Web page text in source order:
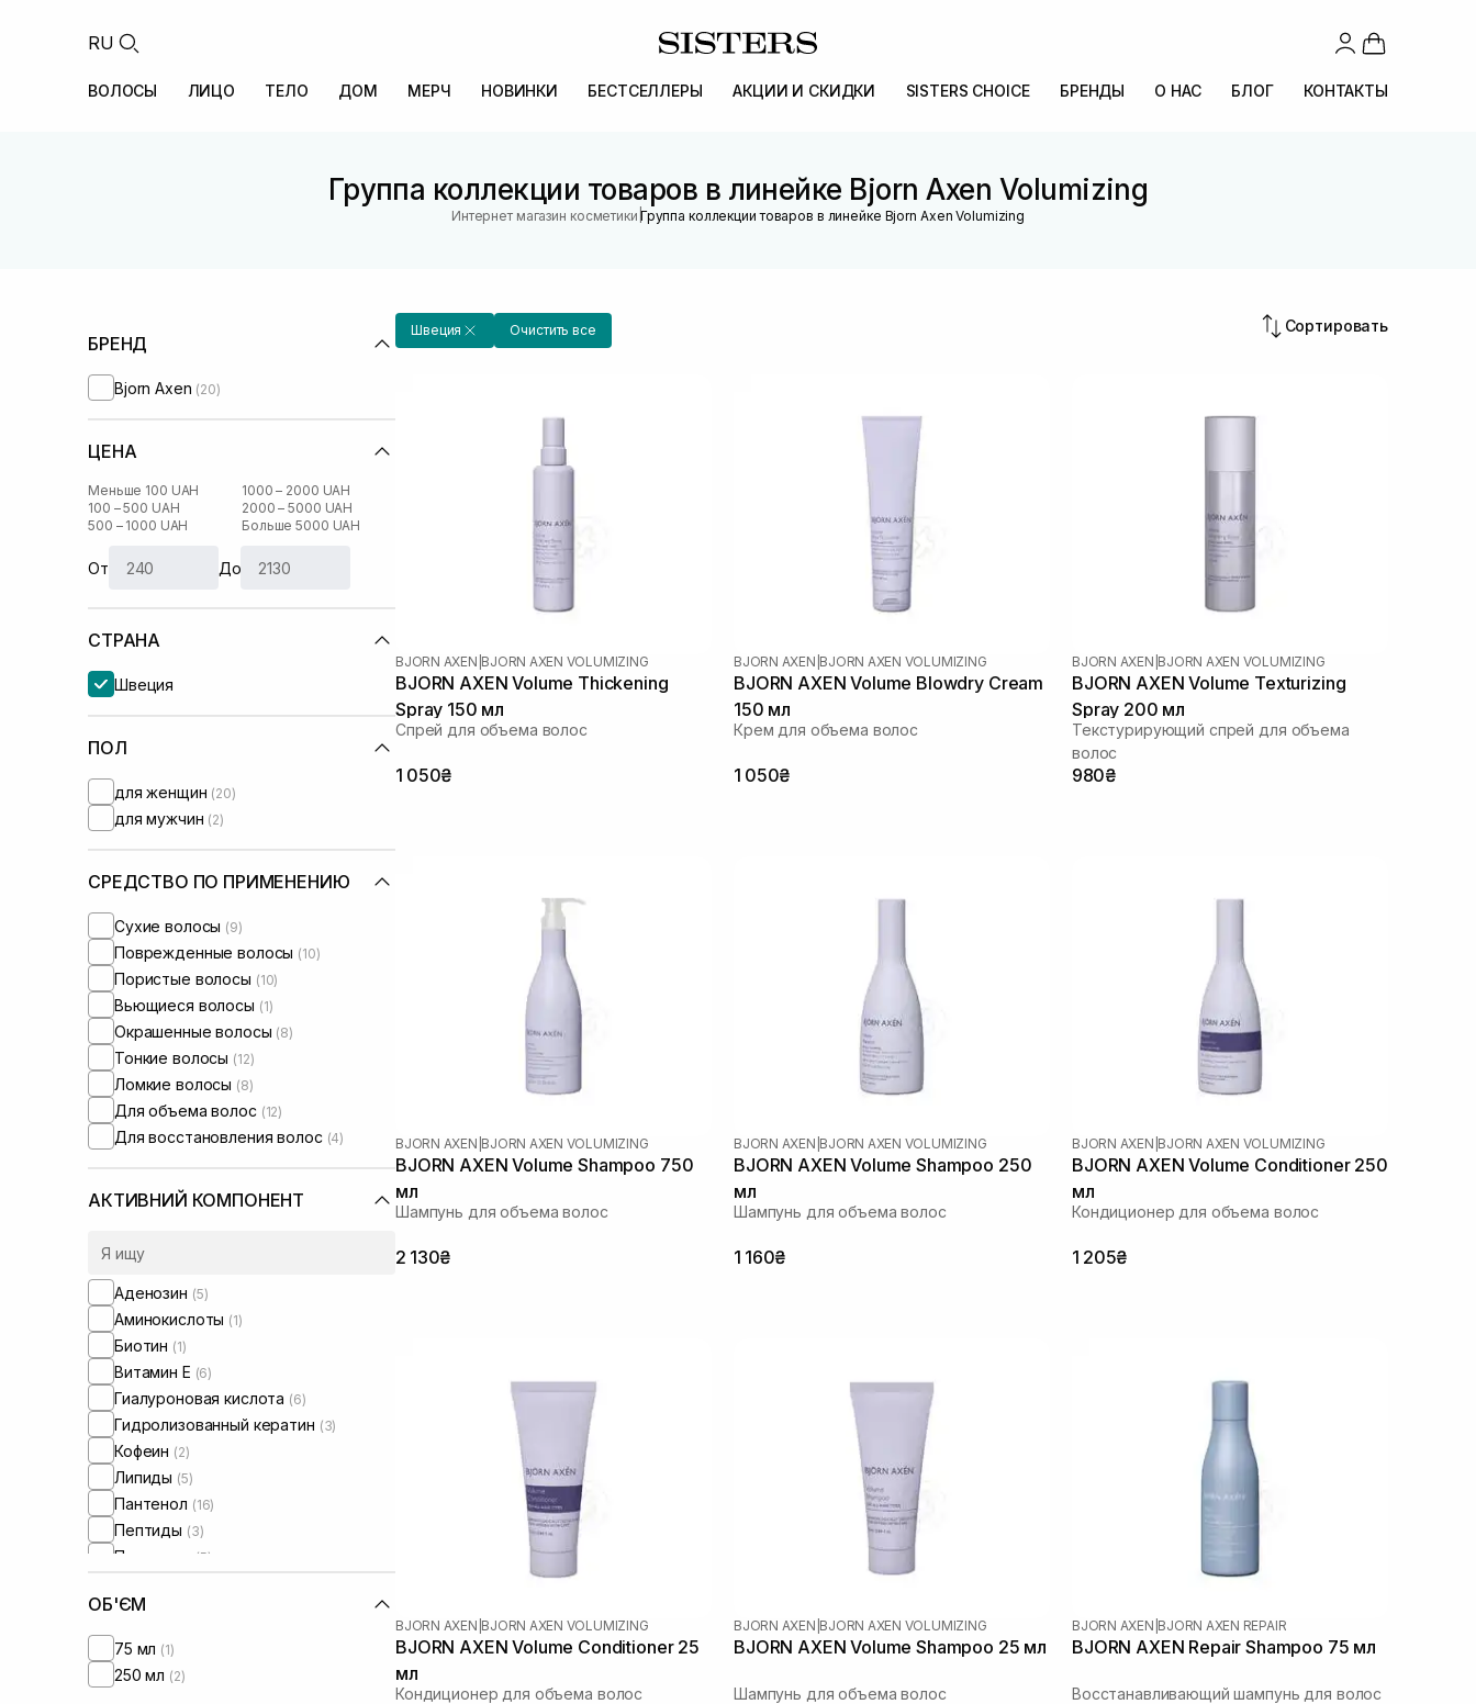
RU
ВОЛОСЫ ЛИЦО ТЕЛО ДОМ МЕРЧ НОВИНКИ БЕСТСЕЛЛЕРЫ АКЦИИ И СКИДКИ SISTERS CHOICE БРЕНДЫ О НАС БЛОГ КОНТАКТЫ
Группа коллекции товаров в линейке Bjorn Axen Volumizing
Интернет магазин косметики |Группа коллекции товаров в линейке Bjorn Axen Volumizing
БРЕНД
Bjorn Axen (20)
ЦЕНА
Меньше 100 UAH
100 – 500 UAH
500 – 1000 UAH
1000 – 2000 UAH
2000 – 5000 UAH
Больше 5000 UAH
От До
СТРАНА
Швеция
ПОЛ
для женщин (20)
для мужчин (2)
СРЕДСТВО ПО ПРИМЕНЕНИЮ
Сухие волосы (9)
Поврежденные волосы (10)
Пористые волосы (10)
Вьющиеся волосы (1)
Окрашенные волосы (8)
Тонкие волосы (12)
Ломкие волосы (8)
Для объема волос (12)
Для восстановления волос (4)
АКТИВНИЙ КОМПОНЕНТ
Аденозин (5)
Аминокислоты (1)
Биотин (1)
Витамин Е (6)
Гиалуроновая кислота (6)
Гидролизованный кератин (3)
Кофеин (2)
Липиды (5)
Пантенол (16)
Пептиды (3)
Протеины (5)
Сквалан
ОБ'ЄМ
75 мл (1)
250 мл (2)
Швеция Очистить все Сортировать
BJORN AXEN BJORN AXEN VOLUMIZING
BJORN AXEN Volume Thickening
Spray 150 мл
Спрей для объема волос
1 050₴
BJORN AXEN BJORN AXEN VOLUMIZING
BJORN AXEN Volume Blowdry Cream
150 мл
Крем для объема волос
1 050₴
BJORN AXEN BJORN AXEN VOLUMIZING
BJORN AXEN Volume Texturizing
Spray 200 мл
Текстурирующий спрей для объема
волос
980₴
BJORN AXEN BJORN AXEN VOLUMIZING
BJORN AXEN Volume Shampoo 750
мл
Шампунь для объема волос
2 130₴
BJORN AXEN BJORN AXEN VOLUMIZING
BJORN AXEN Volume Shampoo 250
мл
Шампунь для объема волос
1 160₴
BJORN AXEN BJORN AXEN VOLUMIZING
BJORN AXEN Volume Conditioner 250
мл
Кондиционер для объема волос
1 205₴
BJORN AXEN BJORN AXEN VOLUMIZING
BJORN AXEN Volume Conditioner 25
мл
Кондиционер для объема волос
BJORN AXEN BJORN AXEN VOLUMIZING
BJORN AXEN Volume Shampoo 25 мл
Шампунь для объема волос
BJORN AXEN BJORN AXEN REPAIR
BJORN AXEN Repair Shampoo 75 мл
Восстанавливающий шампунь для волос